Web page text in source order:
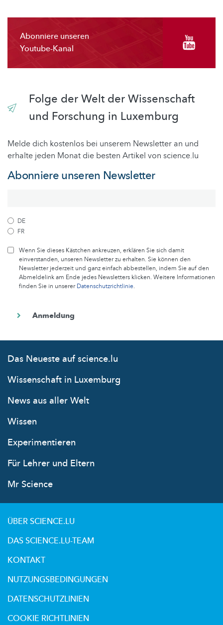
Abonniere unseren
Youtube-Kanal
Folge der Welt der Wissenschaft
und Forschung in Luxemburg
Melde dich kostenlos bei unserem Newsletter an und
erhalte jeden Monat die besten Artikel von science.lu
Abonniere unseren Newsletter
DE
FR
Wenn Sie dieses Kästchen ankreuzen, erklären Sie sich damit
einverstanden, unseren Newsletter zu erhalten. Sie können den
Newsletter jederzeit und ganz einfach abbestellen, indem Sie auf den
Abmeldelink am Ende jedes Newsletters klicken. Weitere Informationen
finden Sie in unsererDatenschutzrichtlinie.
Das Neueste auf science.lu
Wissenschaft in Luxemburg
News aus aller Welt
Wissen
Experimentieren
Für Lehrer und Eltern
Mr Science
ÜBER SCIENCE.LU
DAS SCIENCE.LU-TEAM
KONTAKT
NUTZUNGSBEDINGUNGEN
DATENSCHUTZLINIEN
COOKIE RICHTLINIEN